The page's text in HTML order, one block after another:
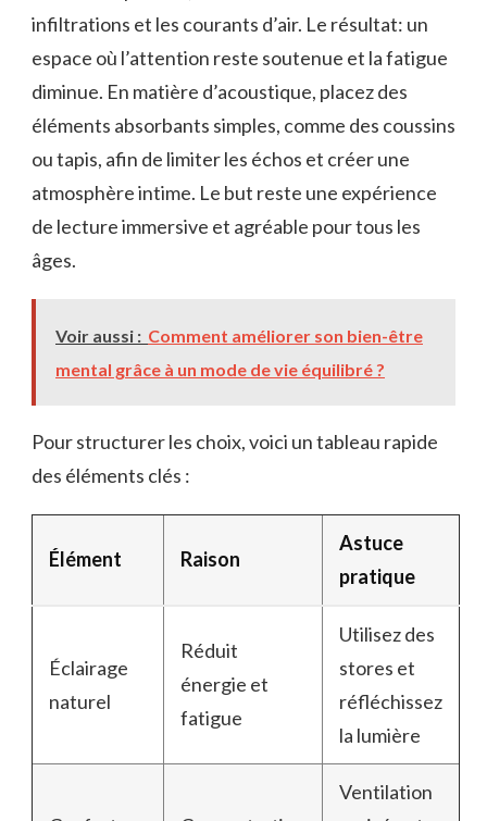
infiltrations et les courants d’air. Le résultat: un
espace où l’attention reste soutenue et la fatigue
diminue. En matière d’acoustique, placez des
éléments absorbants simples, comme des coussins
ou tapis, afin de limiter les échos et créer une
atmosphère intime. Le but reste une expérience
de lecture immersive et agréable pour tous les
âges.
Voir aussi : Comment améliorer son bien-être
mental grâce à un mode de vie équilibré ?
Pour structurer les choix, voici un tableau rapide
des éléments clés :
Élément Raison
Astuce
pratique
Éclairage
naturel
Réduit
énergie et
fatigue
Utilisez des
stores et
réfléchissez
la lumière
Ventilation